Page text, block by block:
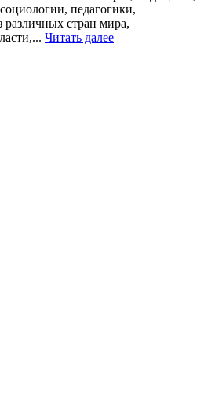
педагогики,
стран мира,
Читать далее